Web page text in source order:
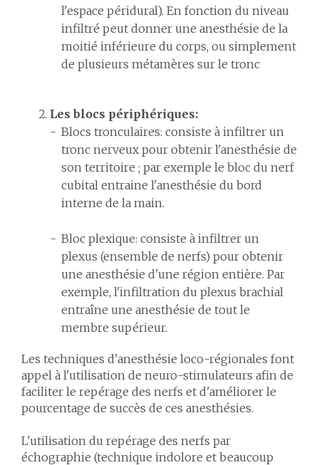
l'espace péridural). En fonction du niveau
infiltré peut donner une anesthésie de la
moitié inférieure du corps, ou simplement
de plusieurs métamères sur le tronc
Les blocs périphériques:
Blocs tronculaires: consiste à infiltrer un
tronc nerveux pour obtenir l'anesthésie de
son territoire ; par exemple le bloc du nerf
cubital entraine l'anesthésie du bord
interne de la main.
Bloc plexique: consiste à infiltrer un
plexus (ensemble de nerfs) pour obtenir
une anesthésie d'une région entière. Par
exemple, l'infiltration du plexus brachial
entraîne une anesthésie de tout le
membre supérieur.
Les techniques d'anesthésie loco-régionales font
appel à l'utilisation de neuro-stimulateurs afin de
faciliter le repérage des nerfs et d'améliorer le
pourcentage de succès de ces anesthésies.
L'utilisation du repérage des nerfs par
échographie (technique indolore et beaucoup